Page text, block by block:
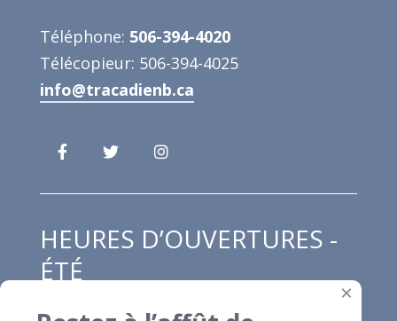
Téléphone: 506-394-4020
Télécopieur: 506-394-4025
info@tracadienb.ca
HEURES D’OUVERTURES -
ÉTÉ
×